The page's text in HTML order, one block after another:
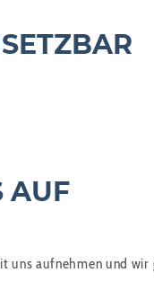
AUF
uns aufnehmen und